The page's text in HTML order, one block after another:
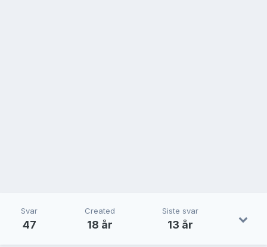
Svar
47
Created
18 år
Siste svar
13 år